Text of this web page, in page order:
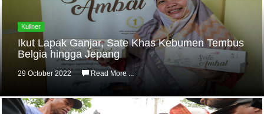
Kuliner
Ikut Lapak Ganjar, Sate Khas Kebumen Tembus
Belgia hingga Jepang
29 October 2022 Read More ...